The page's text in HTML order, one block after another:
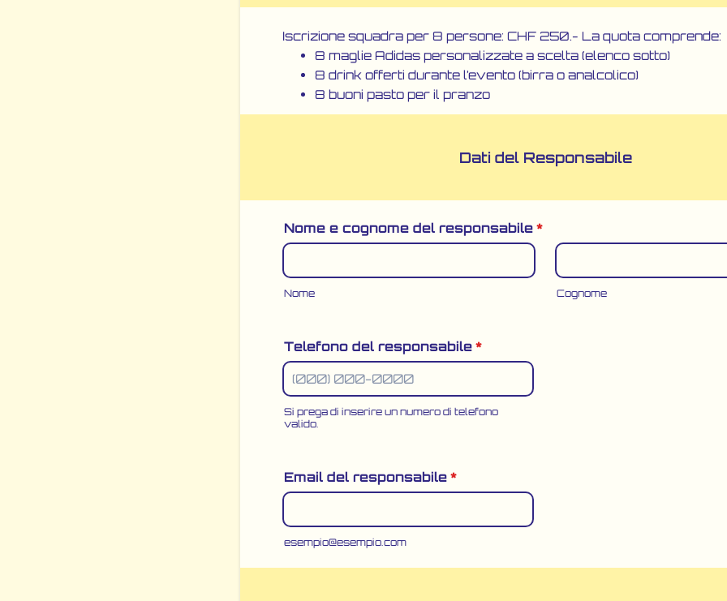
Iscrizione squadra per 8 persone: CHF 250.- La quota comprende:
8 maglie Adidas personalizzate a scelta (elenco sotto)
8 drink offerti durante l’evento (birra o analcolico)
8 buoni pasto per il pranzo
Dati del Responsabile
Nome e cognome del responsabile *
Nome Cognome
Telefono del responsabile *
Si prega di inserire un numero di telefono
valido.
Email del responsabile *
esempio@esempio.com